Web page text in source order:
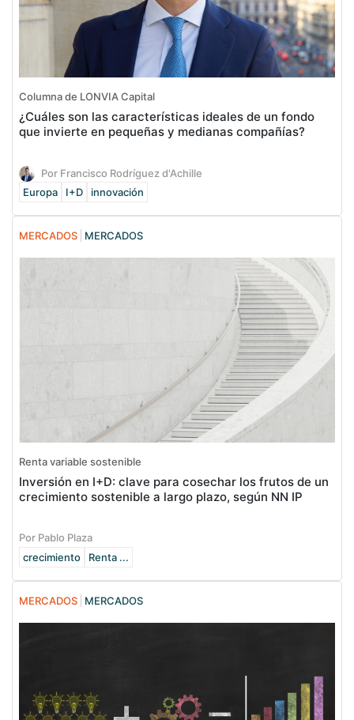
Columna de LONVIA Capital
¿Cuáles son las características ideales de un fondo
que invierte en pequeñas y medianas compañías?
Por Francisco Rodríguez d'Achille
Europa
I+D innovación
MERCADOS MERCADOS
Renta variable sostenible
Inversión en I+D: clave para cosechar los frutos de un
crecimiento sostenible a largo plazo, según NN IP
Por Pablo Plaza
crecimiento
Renta ...
MERCADOS MERCADOS